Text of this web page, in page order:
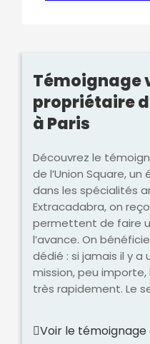
Témoignage
propriétaire
à Paris
Découvrez le
de l’Union Square,
dans les spécialités
Extracadabra, on
permettent de faire
l’avance. On
dédié : si jamais il y a
mission, peu
très rapidement. Le
Voir le témoignage